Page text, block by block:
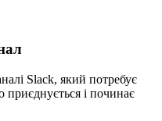
Slack, який потребує
приєднується і починає